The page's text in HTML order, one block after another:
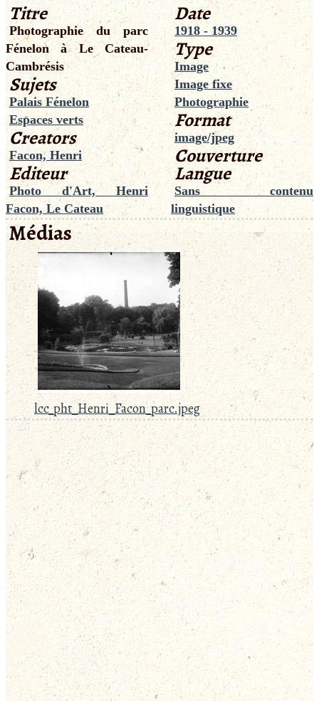
Titre
Photographie du parc
Fénelon à Le Cateau-
Cambrésis
Sujets
Palais Fénelon
Espaces verts
Creators
Facon, Henri
Editeur
Photo d'Art, Henri
Facon, Le Cateau
Date
1918 - 1939
Type
Image
Image fixe
Photographie
Format
image/jpeg
Couverture
Langue
Sans contenu
linguistique
Médias
lcc_pht_Henri_Facon_parc.jpeg